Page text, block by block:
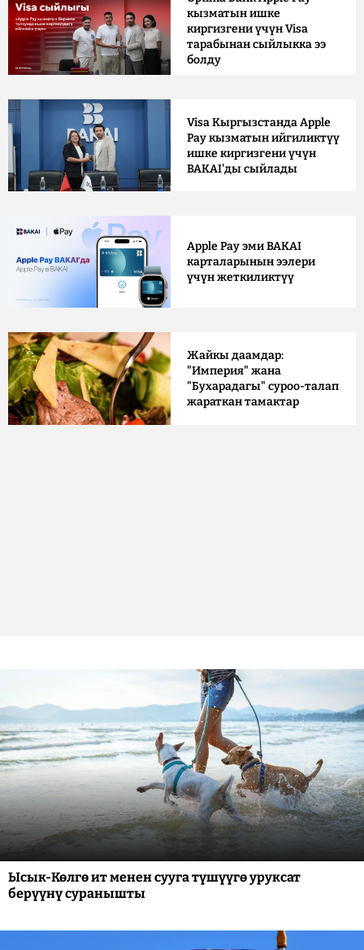
кызматын ишке
киргизгени үчүн Visa
тарабынан сыйлыкка ээ
болду
Visa Кыргызстанда Apple
Pay кызматын ийгиликтүү
ишке киргизгени үчүн
BAKAI'ды сыйлады
Apple Pay эми BAKAI
карталарынын ээлери
үчүн жеткиликтүү
Жайкы даамдар:
"Империя" жана
"Бухарадагы" суроо-талап
жараткан тамактар
Ысык-Көлгө ит менен сууга түшүүгө уруксат
берүүнү суранышты